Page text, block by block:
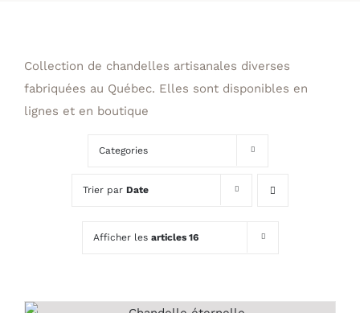
Collection de chandelles artisanales diverses
fabriquées au Québec. Elles sont disponibles en
lignes et en boutique
Categories
Trier par Date
Afficher les articles 16